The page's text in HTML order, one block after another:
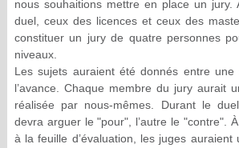
nous souhaitions mettre en place un jury.
duel, ceux des licences et ceux des
constituer un jury de quatre personnes
niveaux.
Les sujets auraient été donnés entre
l’avance. Chaque membre du jury aurait
réalisée par nous-mêmes. Durant le
devra arguer le "pour", l’autre le "contre".
à la feuille d’évaluation, les juges